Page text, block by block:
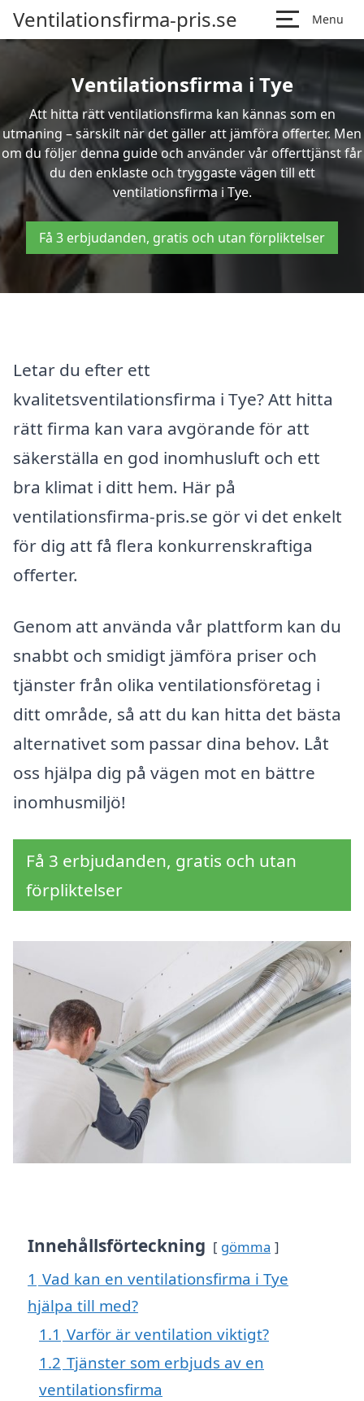
Ventilationsfirma-pris.se Menu
Ventilationsfirma i Tye
Att hitta rätt ventilationsfirma kan kännas som en
utmaning – särskilt när det gäller att jämföra offerter. Men
om du följer denna guide och använder vår offerttjänst får
du den enklaste och tryggaste vägen till ett
ventilationsfirma i Tye.
Få 3 erbjudanden, gratis och utan förpliktelser
Letar du efter ett
kvalitetsventilationsfirma i Tye? Att hitta
rätt firma kan vara avgörande för att
säkerställa en god inomhusluft och ett
bra klimat i ditt hem. Här på
ventilationsfirma-pris.se gör vi det enkelt
för dig att få flera konkurrenskraftiga
offerter.
Genom att använda vår plattform kan du
snabbt och smidigt jämföra priser och
tjänster från olika ventilationsföretag i
ditt område, så att du kan hitta det bästa
alternativet som passar dina behov. Låt
oss hjälpa dig på vägen mot en bättre
inomhusmiljö!
Få 3 erbjudanden, gratis och utan
förpliktelser
Innehållsförteckning gömma
1 Vad kan en ventilationsfirma i Tye
hjälpa till med?
1.1 Varför är ventilation viktigt?
1.2 Tjänster som erbjuds av en
ventilationsfirma